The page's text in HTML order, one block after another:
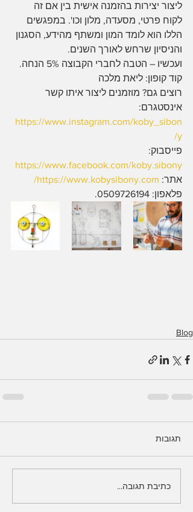
ליצור יצירות בהזמנה אישית בין אם זה
לקוח פרטי, מסעדה, מלון וכו'. במפגשים
הללו הוא לומד המון ומשתף מהידע, הסגנון
והניסיון שרחש לאורך השנים.
ועכשיו – הטבה לחברי הקבוצה 5% הנחה.
קוד קופון: ליאת מלכה
רוצים גם? מוזמנים ליצור איתו קשר
אינסטגרם:
https://www.instagram.com/koby_sibon
y/
פייסבוק:
https://www.facebook.com/koby.sibony
אתר: https://www.kobysibony.com/
פלאפון: 0509726194.
Blog
תגובות
כתיבת תגובה...